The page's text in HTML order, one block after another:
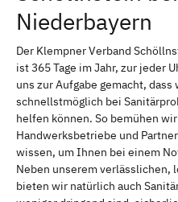
Niederbayern
Der Klempner Verband
ist 365 Tage im Jahr, zur jeder
uns zur Aufgabe gemacht,
schnellstmöglich bei
helfen können. So bemühen
Handwerksbetriebe und
wissen, um Ihnen bei einem
Neben unserem verlässlichen,
bieten wir natürlich auch